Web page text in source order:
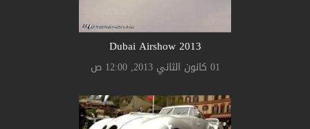
2013 Dubai Airshow
01 كانون الثاني 2013, 12:00 ص